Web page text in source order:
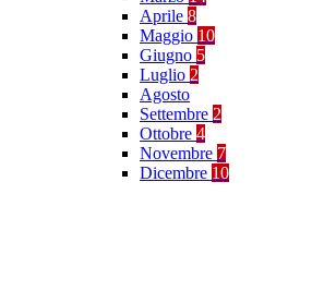
Aprile 8
Maggio 10
Giugno 5
Luglio 2
Agosto
Settembre 2
Ottobre 4
Novembre 7
Dicembre 10